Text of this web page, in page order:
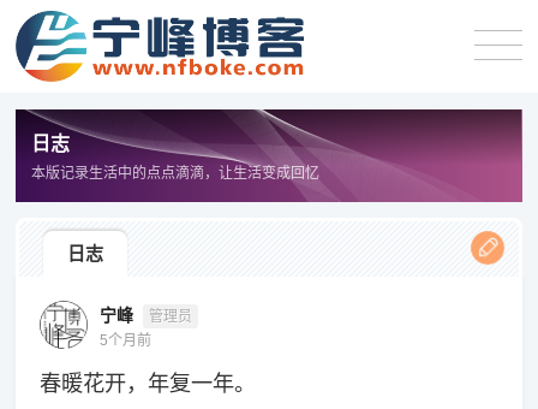
日志
本版记录生活中的点点滴滴，让生活变成回忆
日志
宁峰
管理员
5个月前
春暖花开，年复一年。